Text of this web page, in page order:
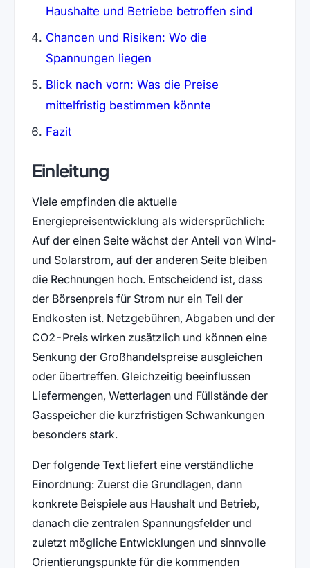
Haushalte und Betriebe betroffen sind
Chancen und Risiken: Wo die
Spannungen liegen
Blick nach vorn: Was die Preise
mittelfristig bestimmen könnte
Fazit
Einleitung
Viele empfinden die aktuelle
Energiepreisentwicklung als widersprüchlich:
Auf der einen Seite wächst der Anteil von Wind‑
und Solarstrom, auf der anderen Seite bleiben
die Rechnungen hoch. Entscheidend ist, dass
der Börsenpreis für Strom nur ein Teil der
Endkosten ist. Netzgebühren, Abgaben und der
CO2-Preis wirken zusätzlich und können eine
Senkung der Großhandelspreise ausgleichen
oder übertreffen. Gleichzeitig beeinflussen
Liefermengen, Wetterlagen und Füllstände der
Gasspeicher die kurzfristigen Schwankungen
besonders stark.
Der folgende Text liefert eine verständliche
Einordnung: Zuerst die Grundlagen, dann
konkrete Beispiele aus Haushalt und Betrieb,
danach die zentralen Spannungsfelder und
zuletzt mögliche Entwicklungen und sinnvolle
Orientierungspunkte für die kommenden